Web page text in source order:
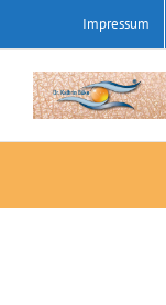
springen
Impressum